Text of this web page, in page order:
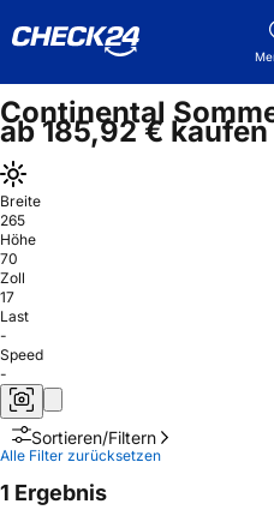
Continental
ab 185,92 € kaufen
Breite
265
Höhe
70
Zoll
17
Last
-
Speed
-
Sortieren/Filtern
Alle Filter zurücksetzen
1 Ergebnis